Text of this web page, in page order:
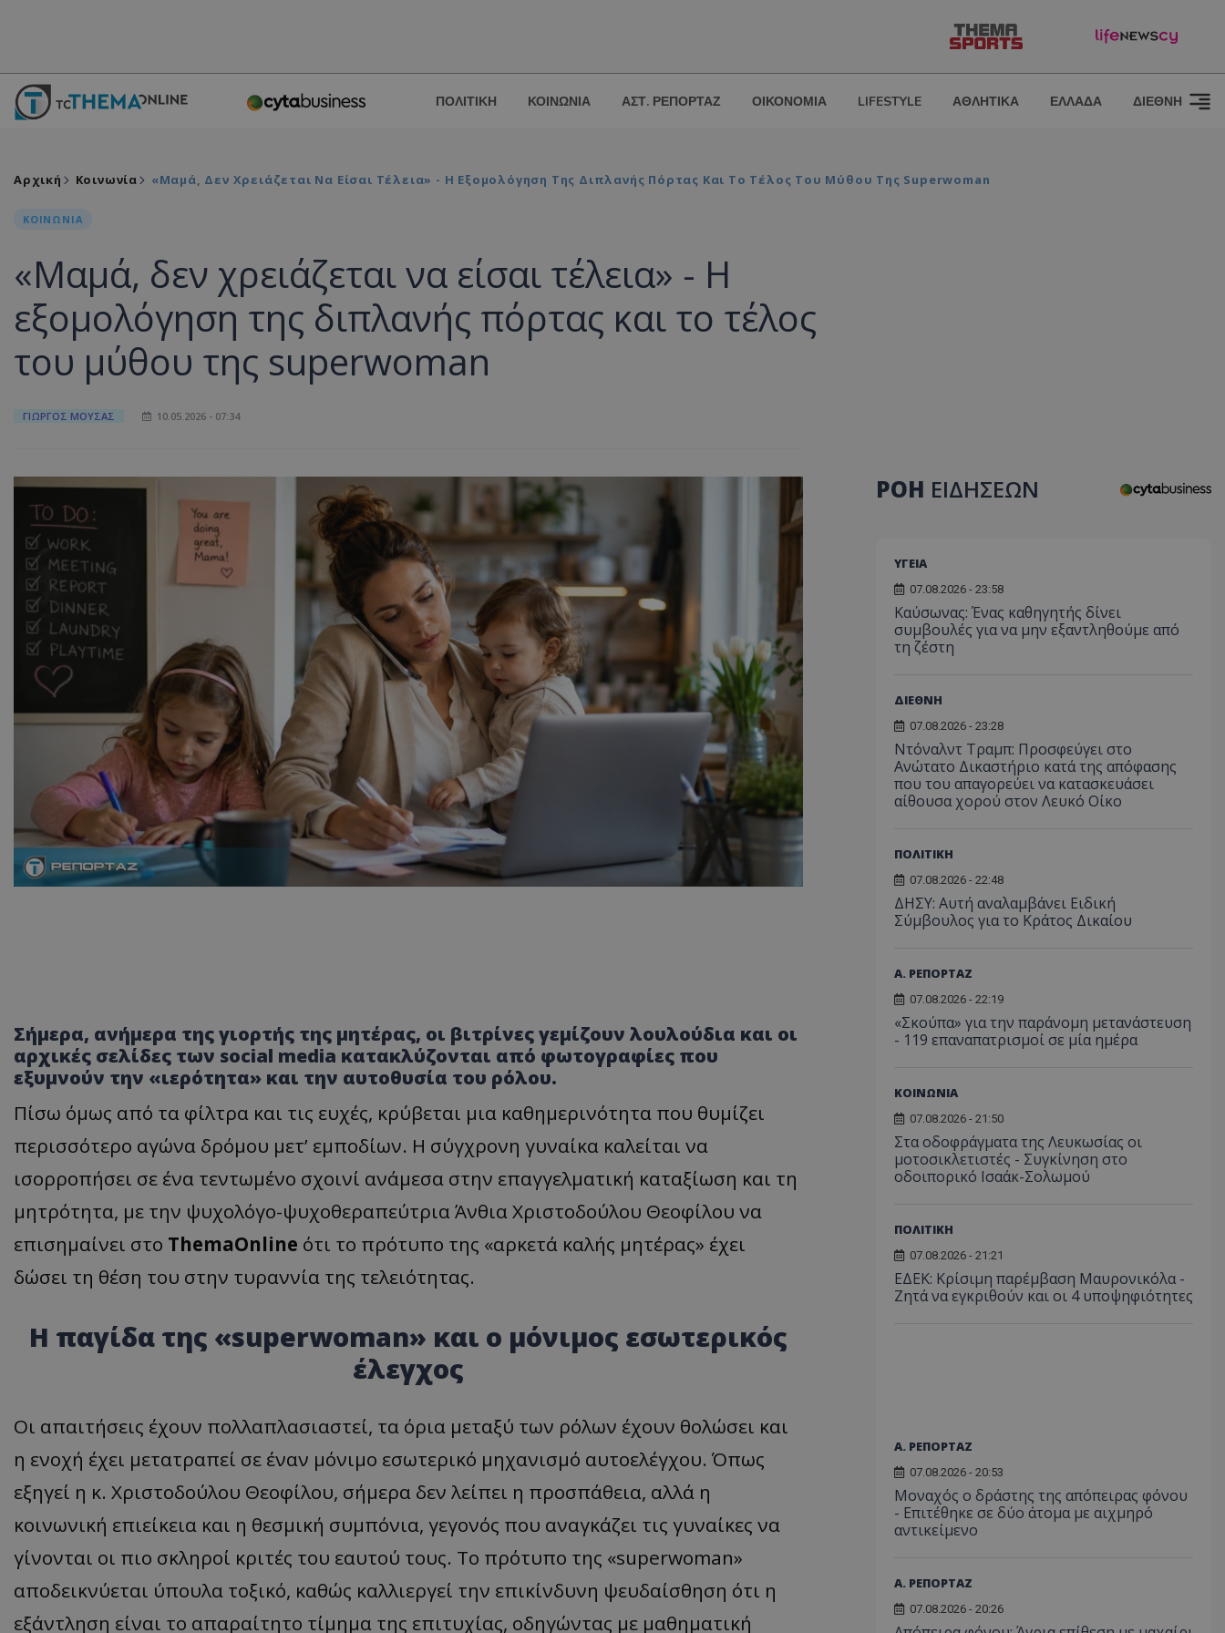
ΠΟΛΙΤΙΚΗ ΚΟΙΝΩΝΙΑ ΑΣΤ. ΡΕΠΟΡΤΑΖ ΟΙΚΟΝΟΜΙΑ LIFESTYLE ΑΘΛΗΤΙΚΑ ΕΛΛΑΔΑ ΔΙΕΘΝΗ
Αρχική Κοινωνία «Μαμά, Δεν Χρειάζεται Να Είσαι Τέλεια» - Η Εξομολόγηση Της Διπλανής Πόρτας Και Το Τέλος Του Μύθου Της Superwoman
ΚΟΙΝΩΝΙΑ
«Μαμά, δεν χρειάζεται να είσαι τέλεια» - Η
εξομολόγηση της διπλανής πόρτας και το τέλος
του μύθου της superwoman
ΓΙΩΡΓΟΣ ΜΟΥΣΑΣ 10.05.2026 - 07:34
Σήμερα, ανήμερα της γιορτής της μητέρας, οι βιτρίνες γεμίζουν λουλούδια και οι
αρχικές σελίδες των social media κατακλύζονται από φωτογραφίες που
εξυμνούν την «ιερότητα» και την αυτοθυσία του ρόλου.
Πίσω όμως από τα φίλτρα και τις ευχές, κρύβεται μια καθημερινότητα που θυμίζει
περισσότερο αγώνα δρόμου μετ’ εμποδίων. Η σύγχρονη γυναίκα καλείται να
ισορροπήσει σε ένα τεντωμένο σχοινί ανάμεσα στην επαγγελματική καταξίωση και τη
μητρότητα, με την ψυχολόγο-ψυχοθεραπεύτρια Άνθια Χριστοδούλου Θεοφίλου να
επισημαίνει στο ThemaOnline ότι το πρότυπο της «αρκετά καλής μητέρας» έχει
δώσει τη θέση του στην τυραννία της τελειότητας.
​Η παγίδα της «superwoman» και ο μόνιμος εσωτερικός
έλεγχος
​Οι απαιτήσεις έχουν πολλαπλασιαστεί, τα όρια μεταξύ των ρόλων έχουν θολώσει και
η ενοχή έχει μετατραπεί σε έναν μόνιμο εσωτερικό μηχανισμό αυτοελέγχου. Όπως
εξηγεί η κ. Χριστοδούλου Θεοφίλου, σήμερα δεν λείπει η προσπάθεια, αλλά η
κοινωνική επιείκεια και η θεσμική συμπόνια, γεγονός που αναγκάζει τις γυναίκες να
γίνονται οι πιο σκληροί κριτές του εαυτού τους. Το πρότυπο της «superwoman»
αποδεικνύεται ύπουλα τοξικό, καθώς καλλιεργεί την επικίνδυνη ψευδαίσθηση ότι η
εξάντληση είναι το απαραίτητο τίμημα της επιτυχίας, οδηγώντας με μαθηματική
ΡΟΗ ΕΙΔΗΣΕΩΝ
ΥΓΕΙΑ
07.08.2026 - 23:58
Kαύσωνας: Ένας καθηγητής δίνει
συμβουλές για να μην εξαντληθούμε από
τη ζέστη
ΔΙΕΘΝΗ
07.08.2026 - 23:28
Ντόναλντ Τραμπ: Προσφεύγει στο
Ανώτατο Δικαστήριο κατά της απόφασης
που του απαγορεύει να κατασκευάσει
αίθουσα χορού στον Λευκό Οίκο
ΠΟΛΙΤΙΚΗ
07.08.2026 - 22:48
ΔΗΣΥ: Αυτή αναλαμβάνει Ειδική
Σύμβουλος για το Κράτος Δικαίου
Α. ΡΕΠΟΡΤΑΖ
07.08.2026 - 22:19
«Σκούπα» για την παράνομη μετανάστευση
- 119 επαναπατρισμοί σε μία ημέρα
ΚΟΙΝΩΝΙΑ
07.08.2026 - 21:50
Στα οδοφράγματα της Λευκωσίας οι
μοτοσικλετιστές - Συγκίνηση στο
οδοιπορικό Ισαάκ-Σολωμού
ΠΟΛΙΤΙΚΗ
07.08.2026 - 21:21
ΕΔΕΚ: Κρίσιμη παρέμβαση Μαυρονικόλα -
Ζητά να εγκριθούν και οι 4 υποψηφιότητες
Α. ΡΕΠΟΡΤΑΖ
07.08.2026 - 20:53
Μοναχός ο δράστης της απόπειρας φόνου
- Επιτέθηκε σε δύο άτομα με αιχμηρό
αντικείμενο
Α. ΡΕΠΟΡΤΑΖ
07.08.2026 - 20:26